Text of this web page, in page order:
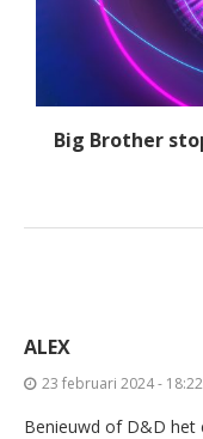
Big Brother
ALEX
23 februari 2024 - 18:22
Benieuwd of D&D het